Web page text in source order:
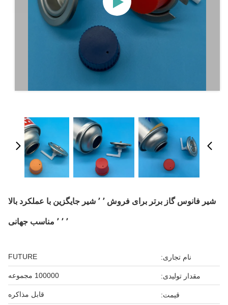
شیر فانوس گاز برتر برای فروش ٬ ٬ شیر جایگزین با عملکرد بالا
٬ ٬ ٬ مناسب جهانی
نام تجاری: FUTURE
مقدار تولیدی: 100000 مجموعه
قیمت: قابل مذاکره